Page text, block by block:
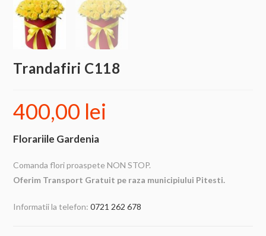
Trandafiri C118
400,00 lei
Florariile Gardenia
Comanda flori proaspete NON STOP.
Oferim Transport Gratuit pe raza municipiului Pitesti.
Informatii la telefon:0721 262 678